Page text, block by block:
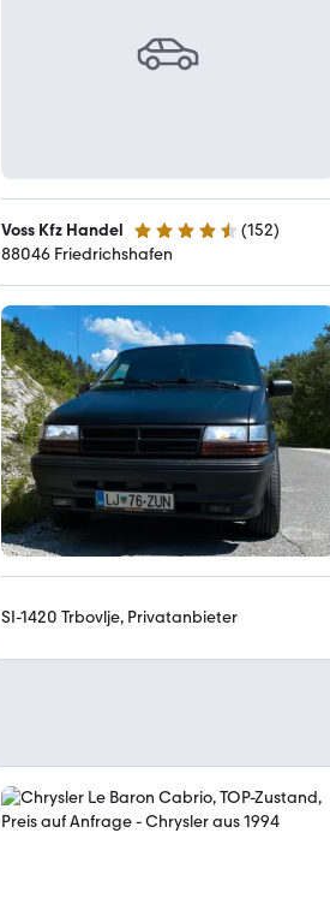
Voss Kfz Handel 4.6 Sterne (152)
88046 Friedrichshafen
SI-1420 Trbovlje, Privatanbieter